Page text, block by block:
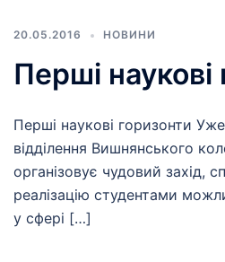
20.05.2016 НОВИНИ
Перші наукові
Перші наукові горизонти
відділення Вишнянського
організовує чудовий захід,
реалізацію студентами
у сфері […]